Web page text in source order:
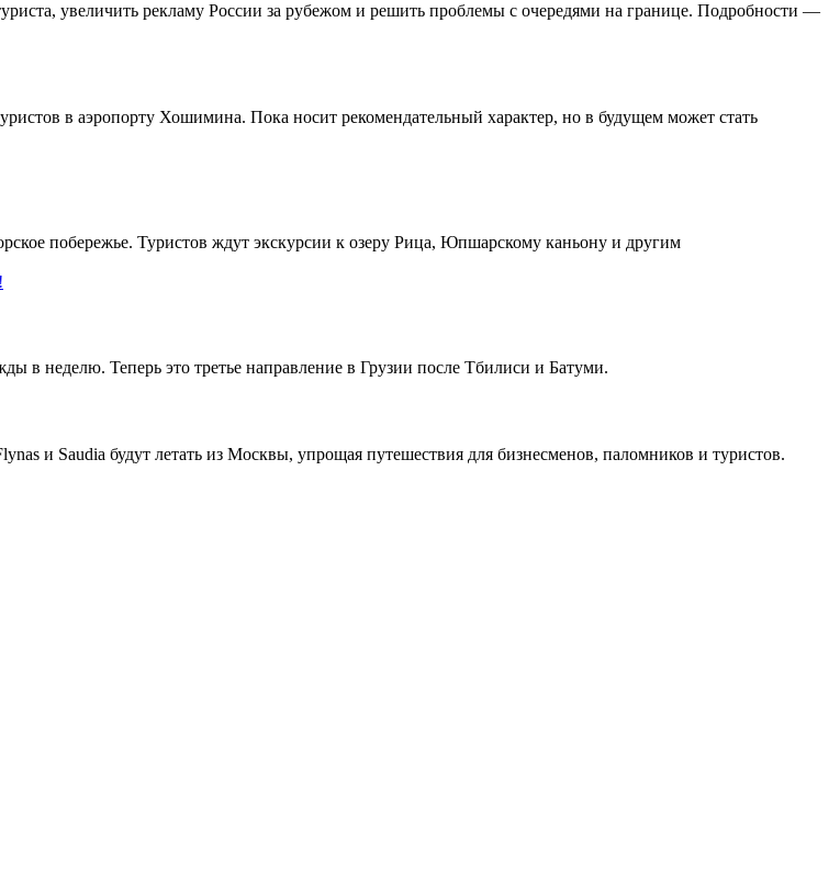
увеличить рекламу России за рубежом и решить проблемы с очередями на границе. Подробности —
в аэропорту Хошимина. Пока носит рекомендательный характер, но в будущем может стать
побережье. Туристов ждут экскурсии к озеру Рица, Юпшарскому каньону и другим
в неделю. Теперь это третье направление в Грузии после Тбилиси и Батуми.
и Saudia будут летать из Москвы, упрощая путешествия для бизнесменов, паломников и туристов.